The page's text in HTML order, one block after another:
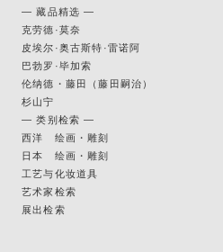
— 藏品精选 —
克劳德·莫奈
皮埃尔·奥古斯特·雷诺阿
巴勃罗·毕加索
伦纳德・藤田（藤田嗣治）
杉山宁
— 类别检索 —
西洋 绘画・雕刻
日本 绘画・雕刻
工艺与化妆道具
艺术家检索
展出检索